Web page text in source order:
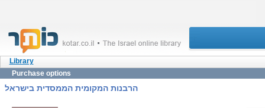
Library
Purchase options
הרבנות המקומית הממסדית בישראל